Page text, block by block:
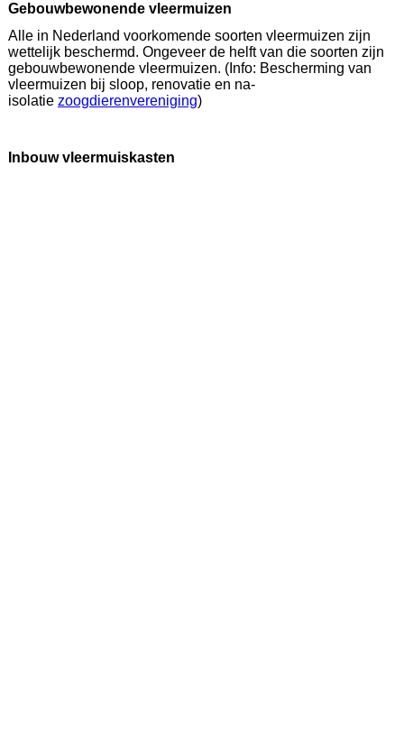
Gebouwbewonende vleermuizen
Alle in Nederland voorkomende soorten vleermuizen zijn
wettelijk beschermd. Ongeveer de helft van die soorten zijn
gebouwbewonende vleermuizen. (Info: Bescherming van
vleermuizen bij sloop, renovatie en na-
isolatie zoogdierenvereniging)
Inbouw vleermuiskasten